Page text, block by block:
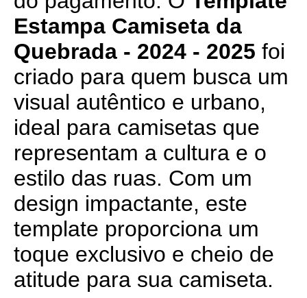
Estampa Camiseta da
Quebrada - 2024 - 2025 foi
criado para quem busca um
visual autêntico e urbano,
ideal para camisetas que
representam a cultura e o
estilo das ruas. Com um
design impactante, este
template proporciona um
toque exclusivo e cheio de
atitude para sua camiseta.